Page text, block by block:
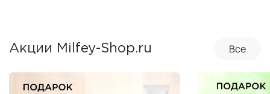
Акции Milfey-Shop.ru Все